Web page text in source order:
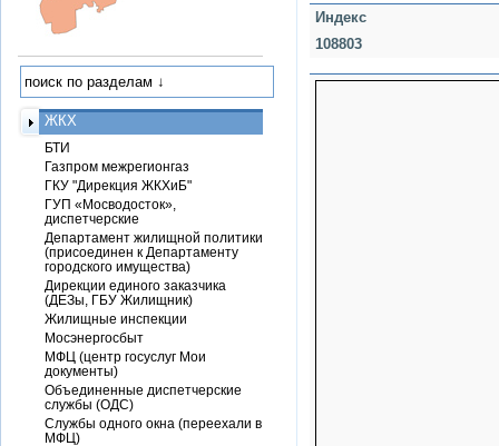
Индекс
108803
ЖКХ
БТИ
Газпром межрегионгаз
ГКУ "Дирекция ЖКХиБ"
ГУП «Мосводосток»,
диспетчерские
Департамент жилищной политики
(присоединен к Департаменту
городского имущества)
Дирекции единого заказчика
(ДЕЗы, ГБУ Жилищник)
Жилищные инспекции
Мосэнергосбыт
МФЦ (центр госуслуг Мои
документы)
Объединенные диспетчерские
службы (ОДС)
Службы одного окна (переехали в
МФЦ)